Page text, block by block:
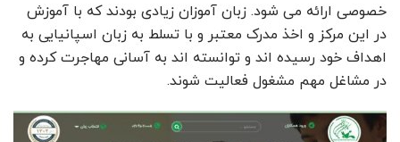
خصوصی ارائه می شود. زبان آموزان زیادی بودند که با آموزش
در این مرکز و اخذ مدرک معتبر و با تسلط به زبان اسپانیایی به
اهداف خود رسیده اند و توانسته اند به آسانی مهاجرت کرده و
در مشاغل مهم مشغول فعالیت شوند.